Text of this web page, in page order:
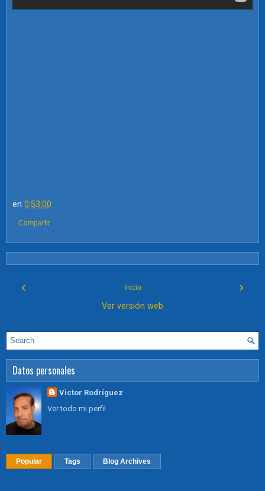
en 0:53:00
Compartir
‹ ›
Inicio
Ver versión web
Datos personales
Victor Rodríguez
Ver todo mi perfil
Popular Tags Blog Archives